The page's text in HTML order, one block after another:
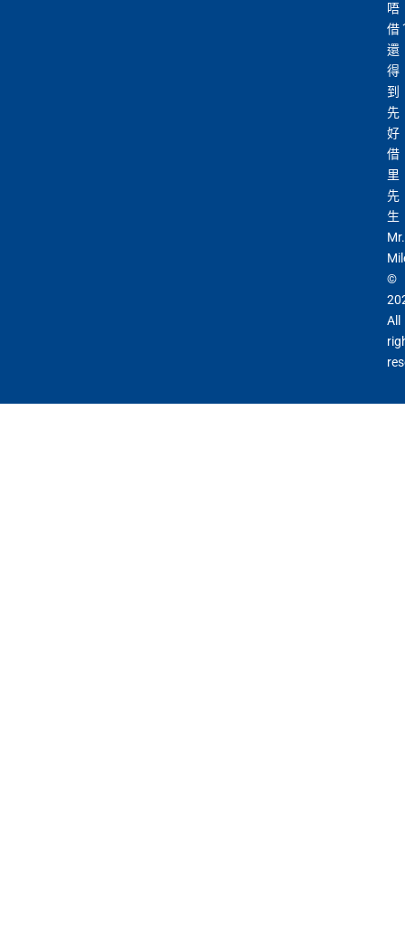
唔
借
還
得
到
先
好
借
里
先
生
Mr.
©
All